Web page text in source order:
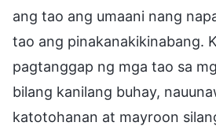
ang tao ang umaani nang
tao ang pinakanakikinabang.
pagtanggap ng mga tao sa
bilang kanilang buhay,
katotohanan at mayroon